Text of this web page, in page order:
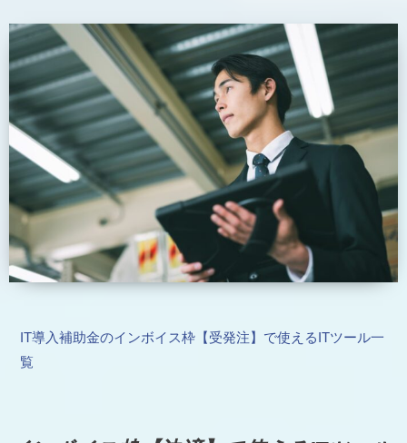
IT導入補助金のインボイス枠【受発注】で使えるITツール一
覧